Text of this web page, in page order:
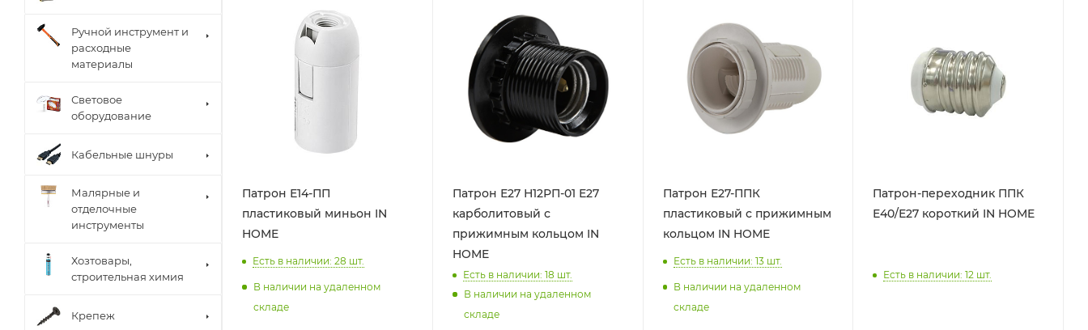
Патрон Е14-ПП
пластиковый миньон IN
HOME
Есть в наличии: 28 шт.
В наличии на удаленном
складе
Патрон Е27 Н12РП-01 Е27
карболитовый с
прижимным кольцом IN
HOME
Есть в наличии: 18 шт.
В наличии на удаленном
складе
Патрон Е27-ППК
пластиковый с прижимным
кольцом IN HOME
Есть в наличии: 13шт.
В наличии на удаленном
складе
Патрон-переходник ППК
Е40/Е27 короткий IN HOME
Есть в наличии: 12 шт.
Ручной инструмент и
расходные
материалы
Световое
оборудование
Кабельные шнуры
Малярные и
отделочные
инструменты
Хозтовары,
строительная химия
Крепеж